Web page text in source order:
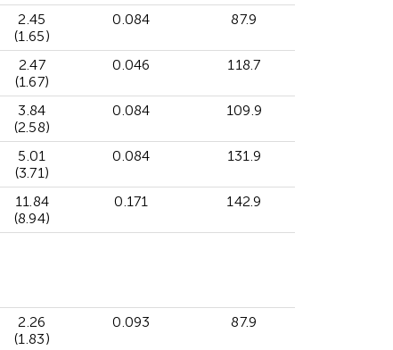
2.45
(1.65)
0.084 87.9
2.47
(1.67)
0.046 118.7
3.84
(2.58)
0.084 109.9
5.01
(3.71)
0.084 131.9
11.84
(8.94)
0.171 142.9
2.26
(1.83)
0.093 87.9